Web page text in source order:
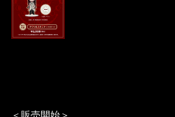
＜販売開始＞